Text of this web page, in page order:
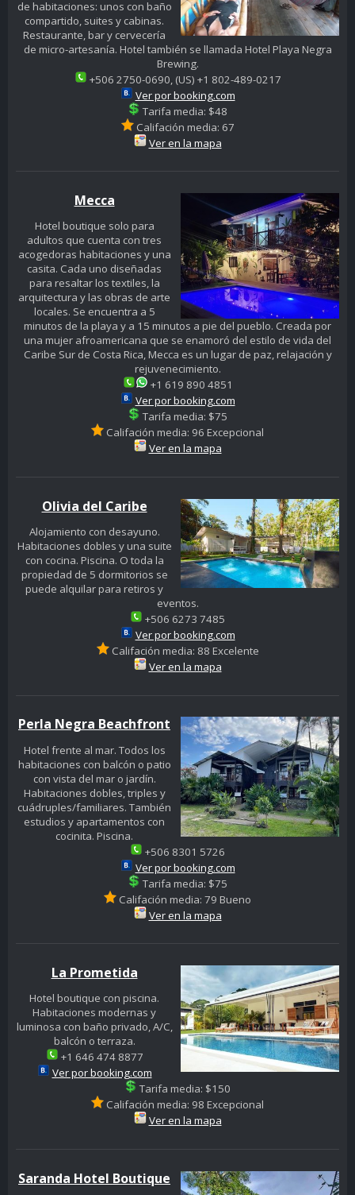
de habitaciones: unos con baño
compartido, suites y cabinas.
Restaurante, bar y cervecería
de micro-artesanía. Hotel también se llamada Hotel Playa Negra
Brewing.
+506 2750-0690, (US) +1 802-489-0217
Ver por booking.com
Tarifa media: $48
Califación media: 67
Ver en la mapa
Mecca
Hotel boutique solo para
adultos que cuenta con tres
acogedoras habitaciones y una
casita. Cada uno diseñadas
para resaltar los textiles, la
arquitectura y las obras de arte
locales. Se encuentra a 5
minutos de la playa y a 15 minutos a pie del pueblo. Creada por
una mujer afroamericana que se enamoró del estilo de vida del
Caribe Sur de Costa Rica, Mecca es un lugar de paz, relajación y
rejuvenecimiento.
+1 619 890 4851
Ver por booking.com
Tarifa media: $75
Califación media: 96 Excepcional
Ver en la mapa
Olivia del Caribe
Alojamiento con desayuno.
Habitaciones dobles y una suite
con cocina. Piscina. O toda la
propiedad de 5 dormitorios se
puede alquilar para retiros y
eventos.
+506 6273 7485
Ver por booking.com
Califación media: 88 Excelente
Ver en la mapa
Perla Negra Beachfront
Hotel frente al mar. Todos los
habitaciones con balcón o patio
con vista del mar o jardín.
Habitaciones dobles, triples y
cuádruples/familiares. También
estudios y apartamentos con
cocinita. Piscina.
+506 8301 5726
Ver por booking.com
Tarifa media: $75
Califación media: 79 Bueno
Ver en la mapa
La Prometida
Hotel boutique con piscina.
Habitaciones modernas y
luminosa con baño privado, A/C,
balcón o terraza.
+1 646 474 8877
Ver por booking.com
Tarifa media: $150
Califación media: 98 Excepcional
Ver en la mapa
Saranda Hotel Boutique